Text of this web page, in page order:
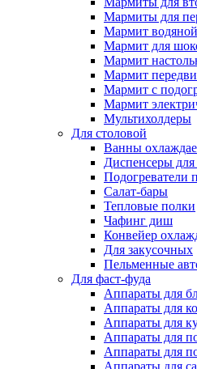
Мармиты для
Мармит водяной
Мармит для
Мармит
Мармит
Мармит с
Мармит
Мультихолдеры
Для столовой
Ванны
Диспенсеры
Подогреватели
Салат-бары
Тепловые полки
Чафинг диш
Конвейер
Для закусочных
Пельменные
Для фаст-фуда
Аппараты для
Аппараты для
Аппараты для
Аппараты для
Аппараты для
Аппараты для